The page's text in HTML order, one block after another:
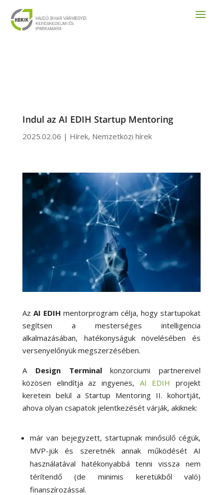
Indul az AI EDIH Startup Mentoring
2025.02.06 | Hírek, Nemzetközi hírek
Az AI EDIH mentorprogram célja, hogy startupokat
segítsen a mesterséges intelligencia
alkalmazásában, hatékonyságuk növelésében és
versenyelőnyük megszerzésében.
A Design Terminalkonzorciumi partnereivel
közösen elindítja az ingyenes, AI EDIH
projekt
keretein belül a Startup Mentoring II. kohortját,
ahova olyan csapatok jelentkezését várják, akiknek:
már van bejegyzett, startupnak minősülő cégük,
MVP-jük és szeretnék annak működését AI
használatával hatékonyabbá tenni vissza nem
térítendő (de minimis keretükből való)
finanszírozással.